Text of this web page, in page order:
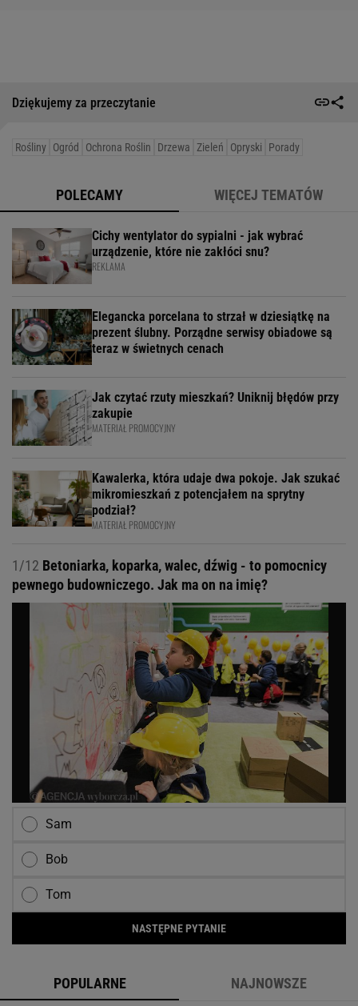
Dziękujemy za przeczytanie
Rośliny Ogród Ochrona Roślin Drzewa Zieleń Opryski Porady
POLECAMY WIĘCEJ TEMATÓW
Cichy wentylator do sypialni - jak wybrać
urządzenie, które nie zakłóci snu?
REKLAMA
Elegancka porcelana to strzał w dziesiątkę na
prezent ślubny. Porządne serwisy obiadowe są
teraz w świetnych cenach
Jak czytać rzuty mieszkań? Uniknij błędów przy
zakupie
MATERIAŁ PROMOCYJNY
Kawalerka, która udaje dwa pokoje. Jak szukać
mikromieszkań z potencjałem na sprytny
podział?
MATERIAŁ PROMOCYJNY
1/12 Betoniarka, koparka, walec, dźwig - to pomocnicy
pewnego budowniczego. Jak ma on na imię?
Sam
Bob
Tom
NASTĘPNE PYTANIE
POPULARNE NAJNOWSZE